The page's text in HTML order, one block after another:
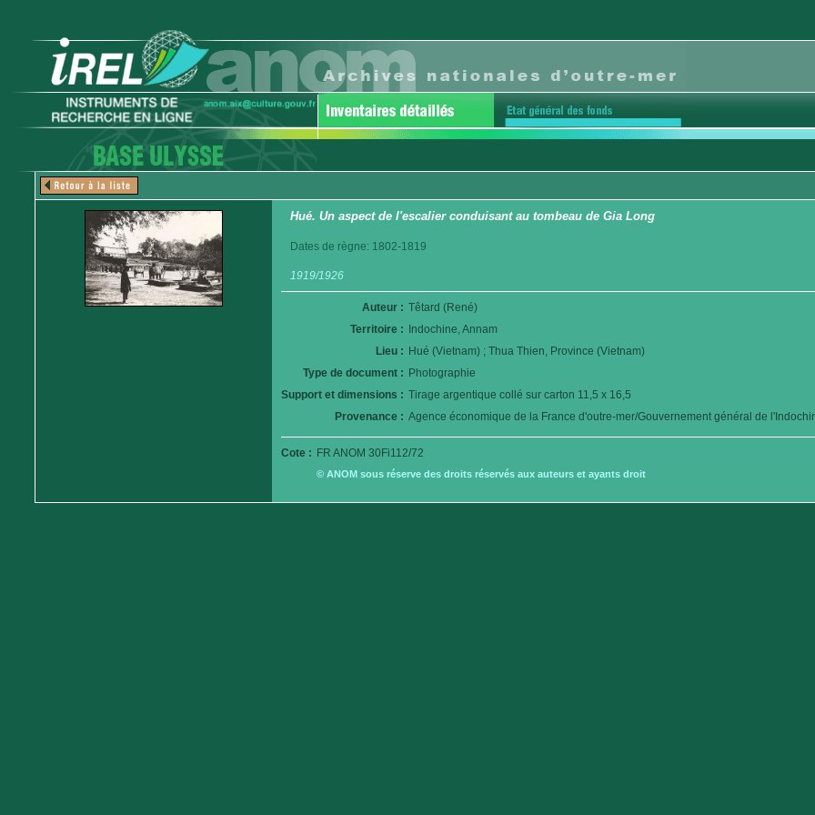
Hué. Un aspect de l'escalier conduisant au tombeau de Gia Long
Dates de règne: 1802-1819
1919/1926
Auteur : Têtard (René)
Territoire :
Indochine, Annam
Lieu : Hué (Vietnam) ; Thua Thien, Province (Vietnam)
Type de document : Photographie
Support et dimensions : Tirage argentique collé sur carton 11,5 x 16,5
Provenance : Agence économique de la France d'outre-mer/Gouvernement général de
Cote : FR ANOM 30Fi112/72
© ANOM sous réserve des droits réservés aux auteurs et ayants droit